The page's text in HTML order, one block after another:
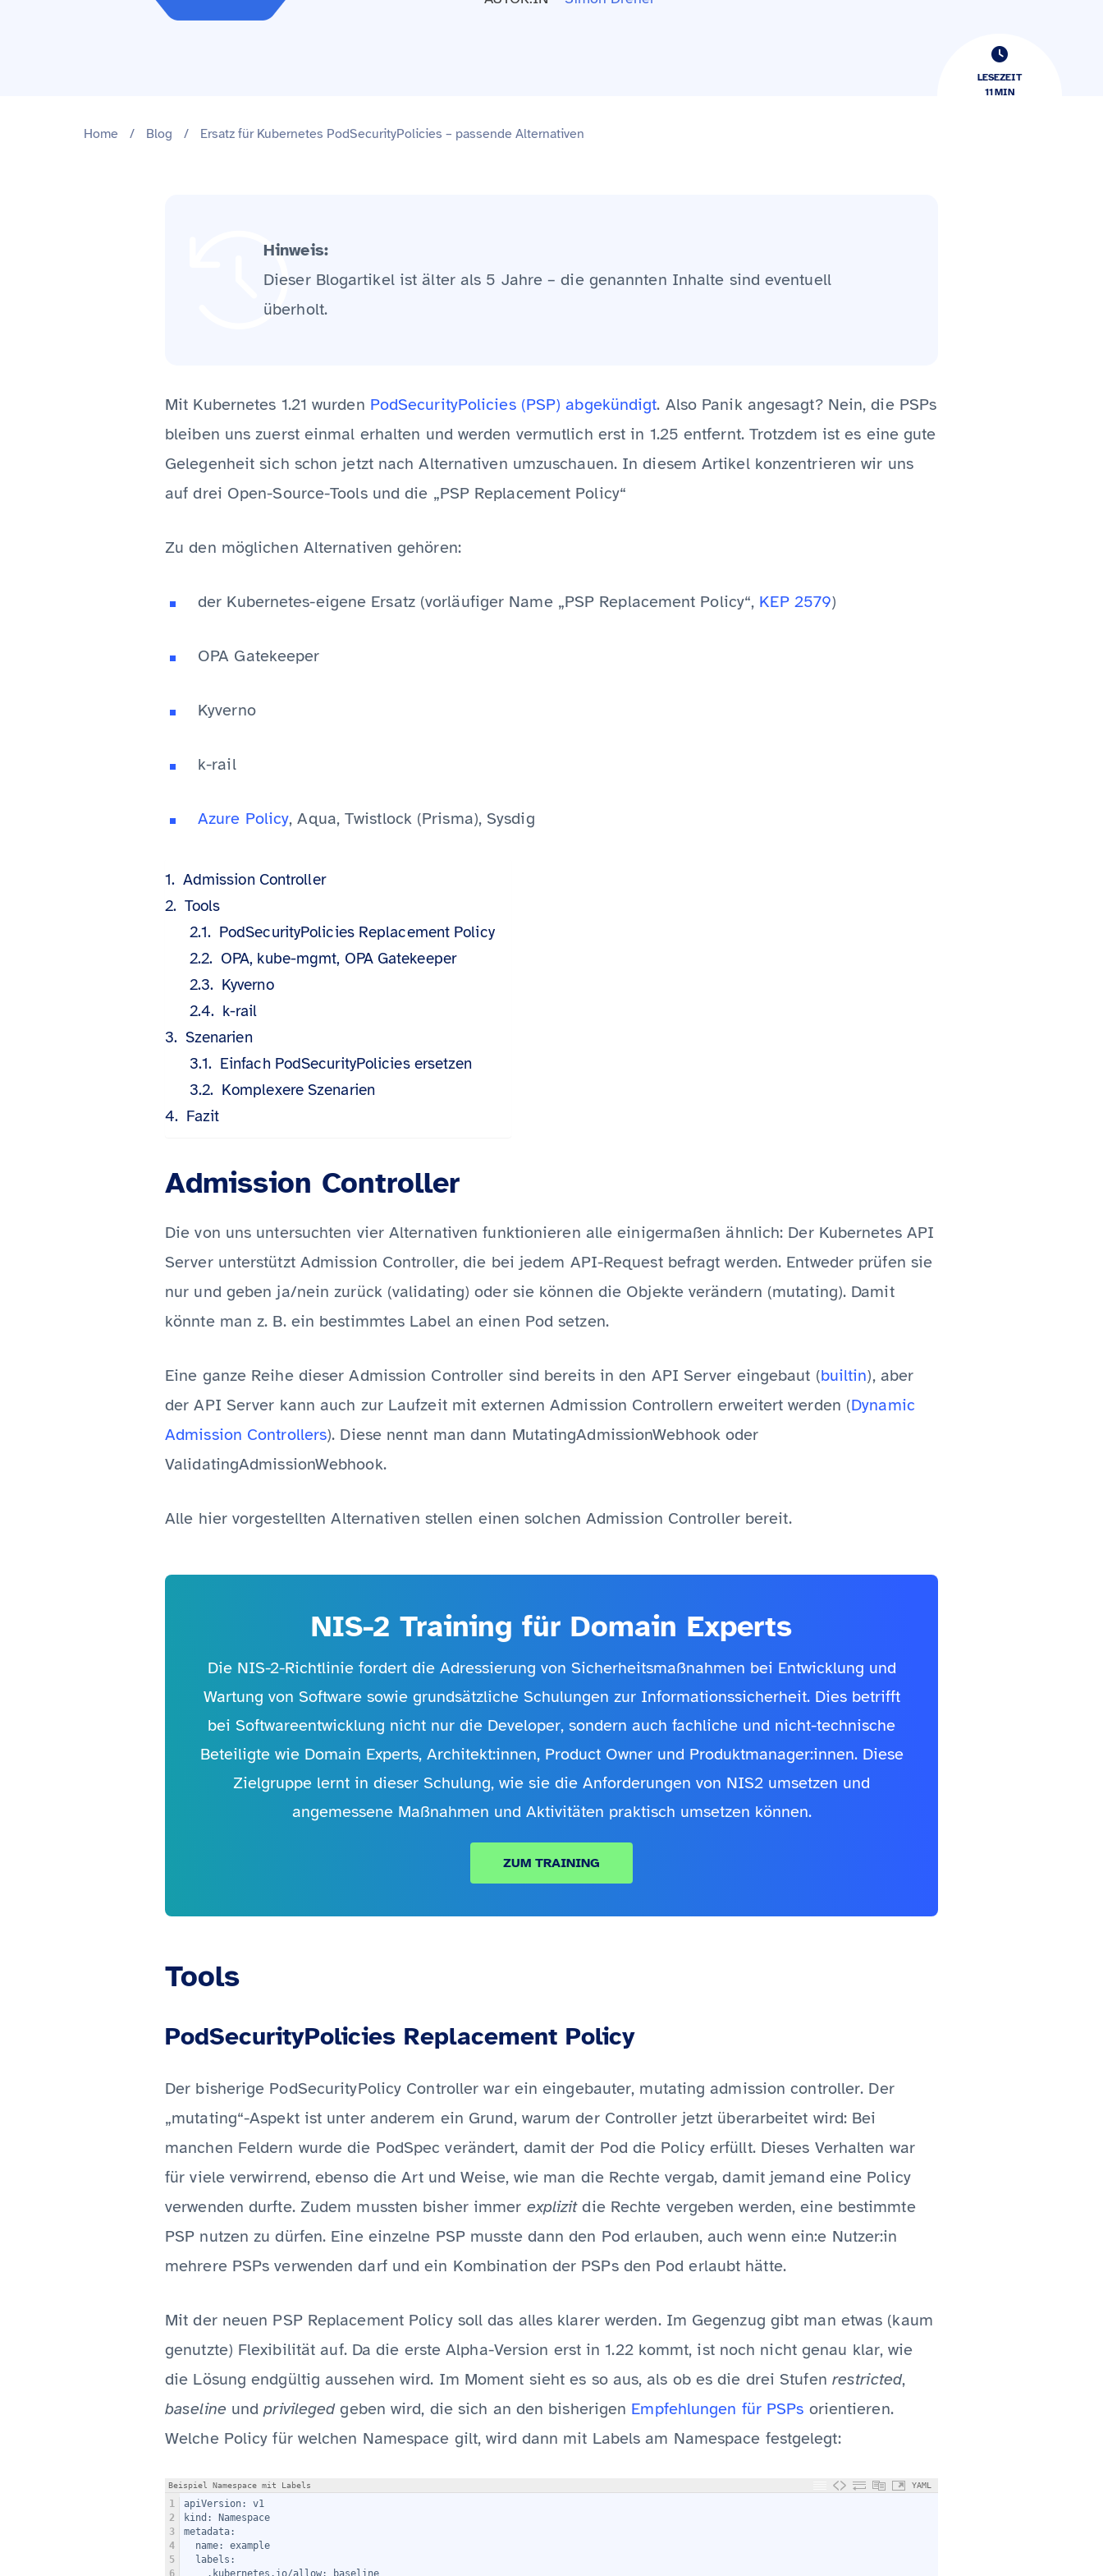
LESEZEIT
11​​MIN
Home / Blog / Ersatz für Kubernetes PodSecurityPolicies – passende Alternativen
Hinweis:
Dieser Blogartikel ist älter als 5 Jahre – die genannten Inhalte sind eventuell
überholt.
Mit Kubernetes 1.21 wurden PodSecurityPolicies (PSP) abgekündigt. Also Panik angesagt? Nein, die PSPs
bleiben uns zuerst einmal erhalten und werden vermutlich erst in 1.25 entfernt. Trotzdem ist es eine gute
Gelegenheit sich schon jetzt nach Alternativen umzuschauen. In diesem Artikel konzentrieren wir uns
auf drei Open-Source-Tools und die „PSP Replacement Policy“
Zu den möglichen Alternativen gehören:
der Kubernetes-eigene Ersatz (vorläufiger Name „PSP Replacement Policy“, KEP 2579)
OPA Gatekeeper
Kyverno
k-rail
Azure Policy, Aqua, Twistlock (Prisma), Sysdig
Admission Controller
Tools
PodSecurityPolicies Replacement Policy
OPA, kube-mgmt, OPA Gatekeeper
Kyverno
k-rail
Szenarien
Einfach PodSecurityPolicies ersetzen
Komplexere Szenarien
Fazit
Admission Controller
Die von uns untersuchten vier Alternativen funktionieren alle einigermaßen ähnlich: Der Kubernetes API
Server unterstützt Admission Controller, die bei jedem API-Request befragt werden. Entweder prüfen sie
nur und geben ja/nein zurück (validating) oder sie können die Objekte verändern (mutating). Damit
könnte man z. B. ein bestimmtes Label an einen Pod setzen.
Eine ganze Reihe dieser Admission Controller sind bereits in den API Server eingebaut (builtin), aber
der API Server kann auch zur Laufzeit mit externen Admission Controllern erweitert werden (Dynamic
Admission Controllers). Diese nennt man dann MutatingAdmissionWebhook oder
ValidatingAdmissionWebhook.
Alle hier vorgestellten Alternativen stellen einen solchen Admission Controller bereit.
NIS-2 Training für Domain Experts
Die NIS-2-Richtlinie fordert die Adressierung von Sicherheitsmaßnahmen bei Entwicklung und
Wartung von Software sowie grundsätzliche Schulungen zur Informationssicherheit. Dies betrifft
bei Softwareentwicklung nicht nur die Developer, sondern auch fachliche und nicht-technische
Beteiligte wie Domain Experts, Architekt:innen, Product Owner und Produktmanager:innen. Diese
Zielgruppe lernt in dieser Schulung, wie sie die Anforderungen von NIS2 umsetzen und
angemessene Maßnahmen und Aktivitäten praktisch umsetzen können.
ZUM TRAINING
Tools
PodSecurityPolicies Replacement Policy
Der bisherige PodSecurityPolicy Controller war ein eingebauter, mutating admission controller. Der
„mutating“-Aspekt ist unter anderem ein Grund, warum der Controller jetzt überarbeitet wird: Bei
manchen Feldern wurde die PodSpec verändert, damit der Pod die Policy erfüllt. Dieses Verhalten war
für viele verwirrend, ebenso die Art und Weise, wie man die Rechte vergab, damit jemand eine Policy
verwenden durfte. Zudem mussten bisher immer explizitdie Rechte vergeben werden, eine bestimmte
PSP nutzen zu dürfen. Eine einzelne PSP musste dann den Pod erlauben, auch wenn ein:e Nutzer:in
mehrere PSPs verwenden darf und ein Kombination der PSPs den Pod erlaubt hätte.
Mit der neuen PSP Replacement Policy soll das alles klarer werden. Im Gegenzug gibt man etwas (kaum
genutzte) Flexibilität auf. Da die erste Alpha-Version erst in 1.22 kommt, ist noch nicht genau klar, wie
die Lösung endgültig aussehen wird. Im Moment sieht es so aus, als ob es die drei Stufen restricted,
baselineundprivilegedgeben wird, die sich an den bisherigen Empfehlungen für PSPs orientieren.
Welche Policy für welchen Namespace gilt, wird dann mit Labels am Namespace festgelegt:
Beispiel Namespace mit Labels YAML
1
2
3
4
5
6
apiVersion: v1
kind: Namespace
metadata:
  name: example
  labels:
.kubernetes.io/allow: baseline